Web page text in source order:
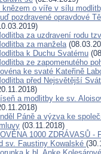
knězem o víře v sílu
pozdravené opravdové
za uzdravení rodu
za manžela
k Duchu Svatému
ze zapomenutého
ke svaté Kateřině
před Nejsvětější
a modlitby ke sv.
Páně a výzva ke
(03.11.2018)
1000 ZDRÁVASŮ
sv. Faustiny Kowalské